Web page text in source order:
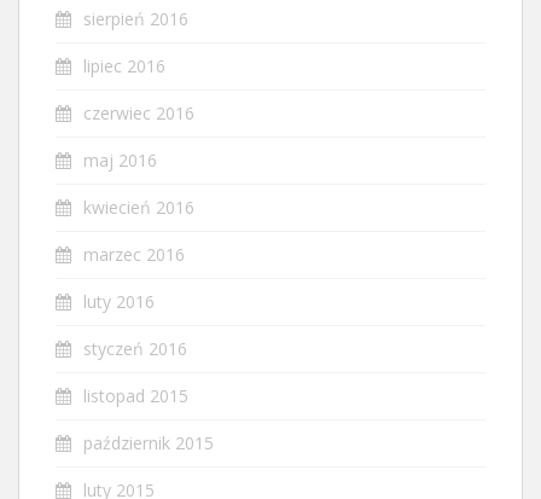
sierpień 2016
lipiec 2016
czerwiec 2016
maj 2016
kwiecień 2016
marzec 2016
luty 2016
styczeń 2016
listopad 2015
październik 2015
luty 2015